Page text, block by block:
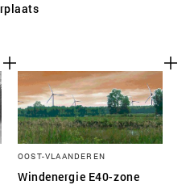
OOST-VLAANDEREN
Windenergie E40-zone